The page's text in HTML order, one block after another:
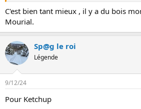
C'est bien tant mieux , il y a du bois
Mourial.
Sp@g le roi
Légende
9/12/24
Pour Ketchup